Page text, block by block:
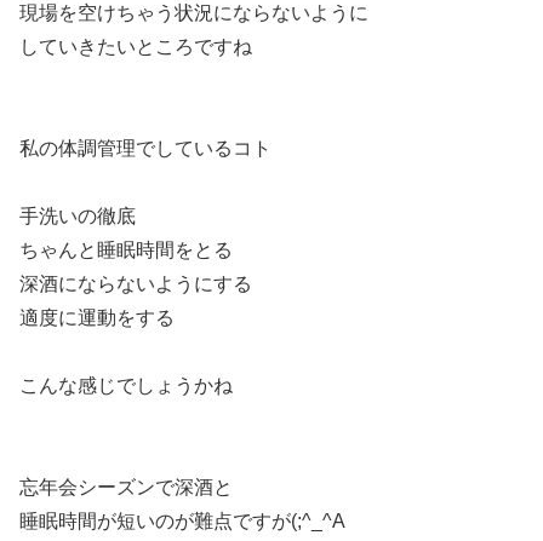
現場を空けちゃう状況にならないように
していきたいところですね
私の体調管理でしているコト
手洗いの徹底
ちゃんと睡眠時間をとる
深酒にならないようにする
適度に運動をする
こんな感じでしょうかね
忘年会シーズンで深酒と
睡眠時間が短いのが難点ですが(;^_^A